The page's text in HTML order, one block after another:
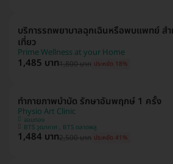
บริการรถพยาบาลฉุกเฉินหรือพบแพทย์ สำ
เที่ยว
Prime Wellness at your Home
1,485 บาท1,800 บาท ประหยัด 18%
ทำกายภาพบำบัด รักษาอัมพฤกษ์ 1 ครั้ง
Physio Art Clinic
จอมทอง
BTS วุฒากาศ , BTS ตลาดพลู
1,484 บาท2,500 บาท ประหยัด 41%